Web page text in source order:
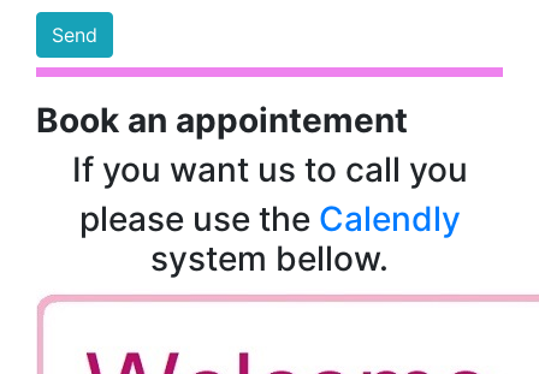
Book an appointement
If you want us to call you
please use the Calendly
system bellow.